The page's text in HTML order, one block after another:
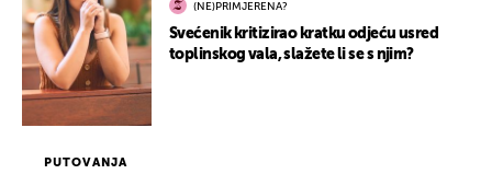
PUTOVANJA
(NE)PRIMJERENA?
Svećenik kritizirao kratku odjeću usred
toplinskog vala, slažete li se s njim?